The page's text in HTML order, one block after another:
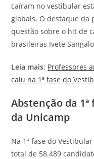
caíram no vestibular
globais. O destaque da
questão sobre o hit de
brasileiras Ivete
Leia mais: Professores
caiu na 1ª fase do
Abstenção da
da Unicamp
Na 1ª fase do
total de 58.489